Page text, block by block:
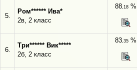
5.
Ром****** Ива*
2в, 2 класс
88,18 %
6.
Три****** Вик*****
2б, 2 класс
83,35 %